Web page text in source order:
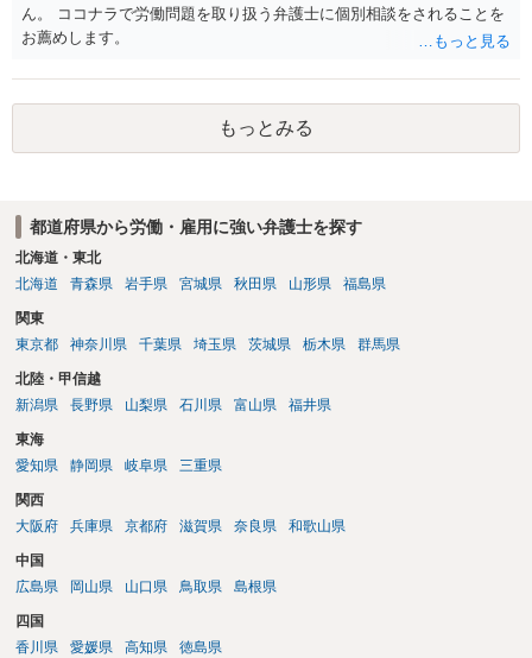
は、第三者から支払ってもらうことになります。 会社等との交渉が必
要になると思います（良い会社でしたら、自ら話してくると思います
の弁護士にご相談ください。 以上、ご参考まで。
ん。 ココナラで労働問題を取り扱う弁護士に個別相談をされることを
お薦めします。
もっとみる
都道府県から労働・雇用に強い弁護士を探す
北海道・東北
北海道
青森県 岩手県 宮城県 秋田県 山形県 福島県
関東
東京都
神奈川県 千葉県 埼玉県 茨城県 栃木県 群馬県
北陸・甲信越
新潟県
長野県 山梨県 石川県 富山県 福井県
東海
愛知県
静岡県 岐阜県 三重県
関西
大阪府
兵庫県 京都府 滋賀県 奈良県 和歌山県
中国
広島県
岡山県 山口県 鳥取県 島根県
四国
香川県
愛媛県 高知県 徳島県